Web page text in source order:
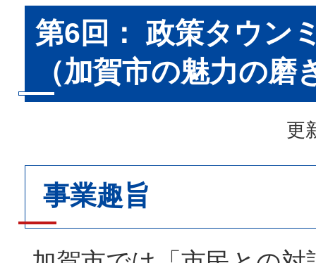
第6回： 政策タウン
（加賀市の魅力の磨
更
事業趣旨